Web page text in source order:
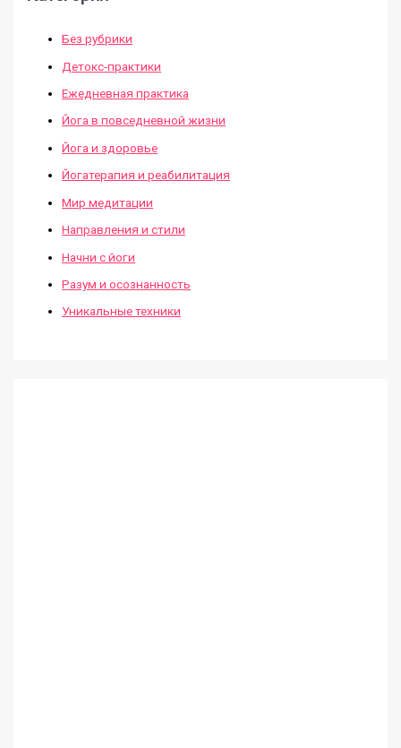
Без рубрики
Детокс-практики
Ежедневная практика
Йога в повседневной жизни
Йога и здоровье
Йогатерапия и реабилитация
Мир медитации
Направления и стили
Начни с йоги
Разум и осознанность
Уникальные техники